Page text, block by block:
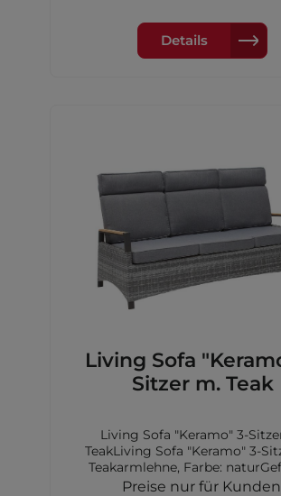
160/210x100x76cm
Details
Living Sofa
Sitzer m. Teak
Living Sofa "Keramo" 3-
TeakLiving Sofa "Keramo" 3-
Teakarmlehne, Farbe:
doppelthalbrund,Farbe: natur-
Preise nur für